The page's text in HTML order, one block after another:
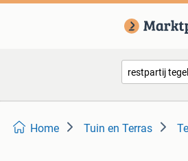
Home Tuin en Terras